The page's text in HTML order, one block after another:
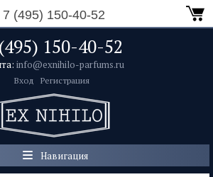
7 (495) 150-40-52
150-40-52
info@exnihilo-parfums.ru
Вход Регистрация
Навигация